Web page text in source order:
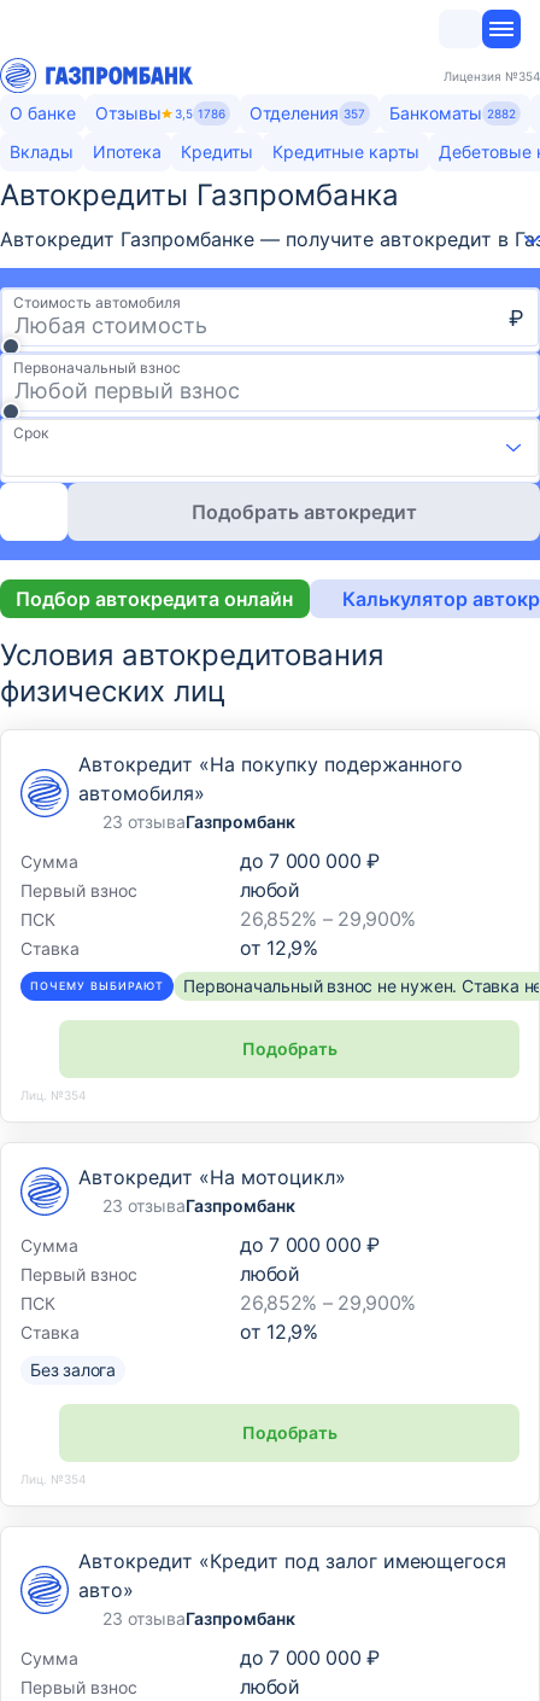
Лицензия №354
О банке Отзывы 3,5 1786 Отделения 357 Банкоматы 2882
Вклады Ипотека Кредиты Кредитные карты Дебетовые
Автокредиты Газпромбанка​
Автокредит Газпромбанке — получите автокредит в
Стоимость автомобиля
₽
Первоначальный взнос
Срок
Подобрать автокредит
Подбор автокредита онлайн Калькулятор
Условия автокредитования
физических лиц
Автокредит «На покупку подержанного
автомобиля»
23 отзываГазпромбанк
Сумма
до 7 000 000 ₽
Первый взнос любой
ПСК 26,852% – 29,900%
Ставка от 12,9%
ПОЧЕМУ ВЫБИРАЮТ Первоначальный взнос не нужен. Ставка
Подобрать
Лиц. №354
Автокредит «На мотоцикл»
23 отзываГазпромбанк
Сумма
до 7 000 000 ₽
Первый взнос любой
ПСК 26,852% – 29,900%
Ставка от 12,9%
Без залога
Подобрать
Лиц. №354
Автокредит «Кредит под залог имеющегося
авто»
23 отзываГазпромбанк
Сумма
до 7 000 000 ₽
Первый взнос любой